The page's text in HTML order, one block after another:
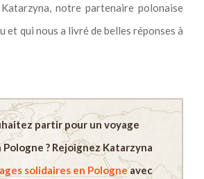
notre partenaire polonaise
et qui nous a livré de belles réponses à
partir pour unvoyage
Pologne ? Rejoignez Katarzyna
solidaires en Pologneavec